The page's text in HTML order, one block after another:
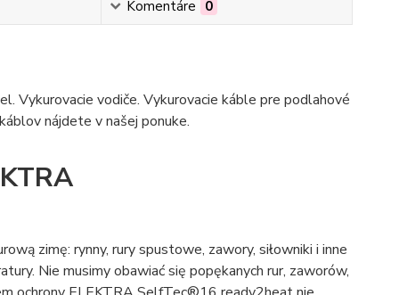
Komentáre 0
Vykurovacie vodiče. Vykurovacie káble pre podlahové
nájdete v našej ponuke.
zimę: rynny, rury spustowe, zawory, siłowniki i inne
Nie musimy obawiać się popękanych rur, zaworów,